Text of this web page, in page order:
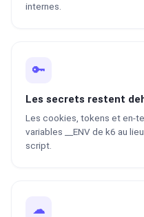
internes.
🔑
Les secrets restent
Les cookies, tokens et en-
variables __ENV de k6 au
script.
☁